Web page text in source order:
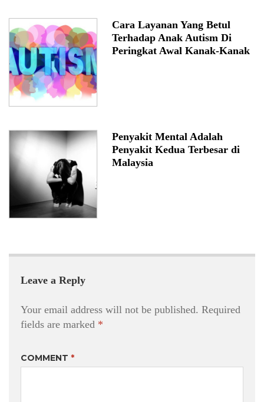
Cara Layanan Yang Betul
Terhadap Anak Autism Di
Peringkat Awal Kanak-Kanak
Penyakit Mental Adalah
Penyakit Kedua Terbesar di
Malaysia
Leave a Reply
Your email address will not be published. Required
fields are marked *
COMMENT *